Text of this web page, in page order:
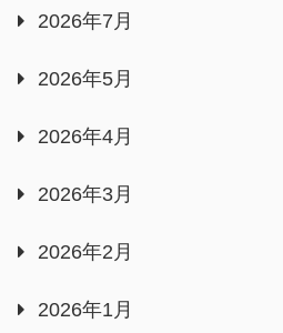
2026年7月
2026年5月
2026年4月
2026年3月
2026年2月
2026年1月